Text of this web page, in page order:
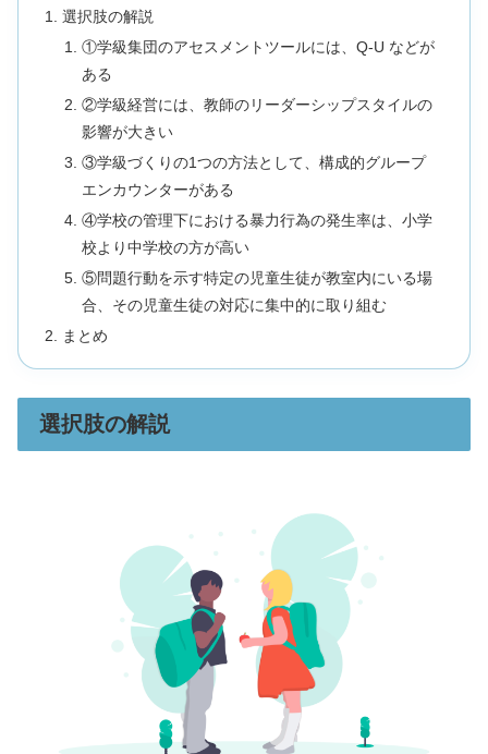
選択肢の解説
①学級集団のアセスメントツールには、Q-U などが
ある
②学級経営には、教師のリーダーシップスタイルの
影響が大きい
③学級づくりの1つの方法として、構成的グループ
エンカウンターがある
④学校の管理下における暴力行為の発生率は、小学
校より中学校の方が高い
⑤問題行動を示す特定の児童生徒が教室内にいる場
合、その児童生徒の対応に集中的に取り組む
まとめ
選択肢の解説